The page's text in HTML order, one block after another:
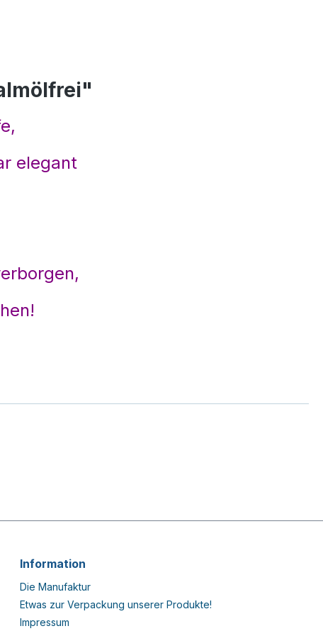
elegant
Information
Die Manufaktur
Etwas zur Verpackung unserer Produkte!
Impressum